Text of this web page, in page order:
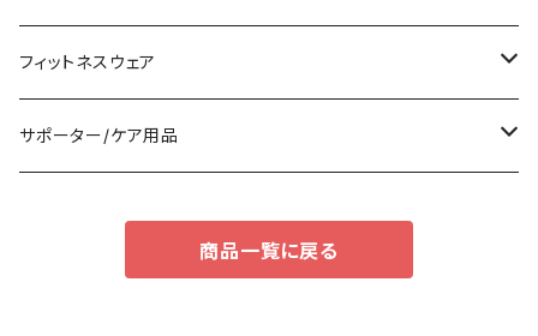
ノースリーブ
パンツドレス
カジュアルバッグ
バックパック
タンクトップ/キャミソール
半袖/5分
バンドゥビキニ
ワンピース
スニーカー
ブーツ
フィットネスウェア
セット販売
サポーター/ケア用品
商品一覧に戻る